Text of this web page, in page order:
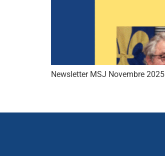
Newsletter MSJ Novembre 2025